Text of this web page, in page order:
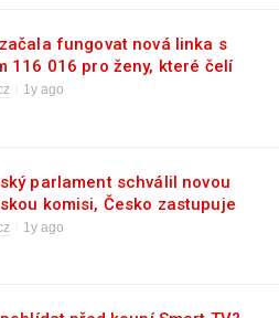
fungovat nová linka s
116 016 pro ženy, které čelí
1y ago
parlament schválil novou
komisi, Česko zastupuje
1y ago